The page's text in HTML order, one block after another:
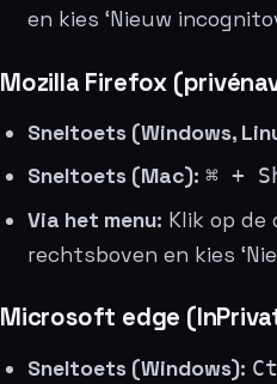
en kies ‘Nieuw
Mozilla Firefox
Sneltoets (Windows,
Sneltoets (Mac): ⌘ +
Via het menu: Klik op de
rechtsboven en kies
Microsoft edge
Sneltoets (Windows):